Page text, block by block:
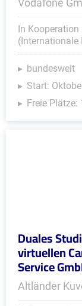
Vodafone
In
(Internationale
bundesweit
Start:
Freie Plätze:
Duales
virtuellen
Service
Altländer